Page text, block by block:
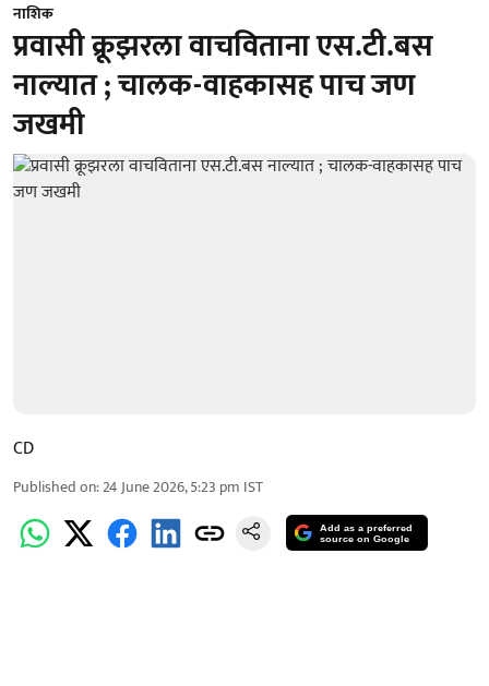
नाशिक
प्रवासी क्रूझरला वाचविताना एस.टी.बस
नाल्यात ; चालक-वाहकासह पाच जण
जखमी
CD
Published on:24 June 2026, 5:23 pm IST
Add as a preferred
source on Google